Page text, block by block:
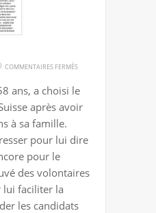
COMMENTAIRES FERMÉS
INCITÉ
ans, a choisi le
après avoir
à sa famille.
pour lui dire
pour le
des volontaires
lui faciliter la
les candidats